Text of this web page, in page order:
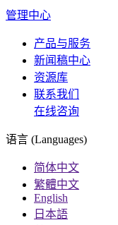
管理中心
产品与服务
新闻稿中心
资源库
联系我们
在线咨询
语言 (Languages)
简体中文
繁體中文
English
日本語